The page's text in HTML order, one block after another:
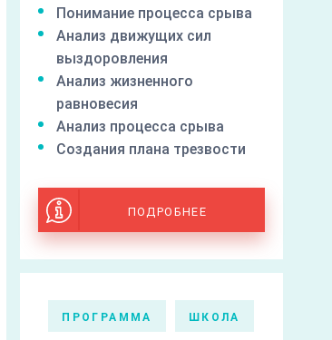
Понимание процесса срыва
Анализ движущих сил
выздоровления
Анализ жизненного
равновесия
Анализ процесса срыва
Создания плана трезвости
ПОДРОБНЕЕ
ПРОГРАММА ШКОЛА